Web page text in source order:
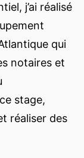
j’ai réalisé
qui
notaires et
stage,
réaliser des